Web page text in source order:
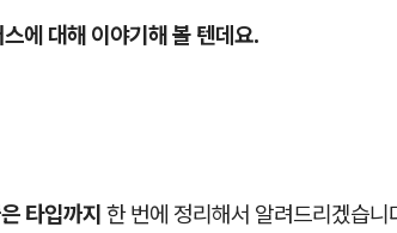
에 대해 이야기해 볼 텐데요.
타입까지 한 번에 정리해서 알려드리겠습니